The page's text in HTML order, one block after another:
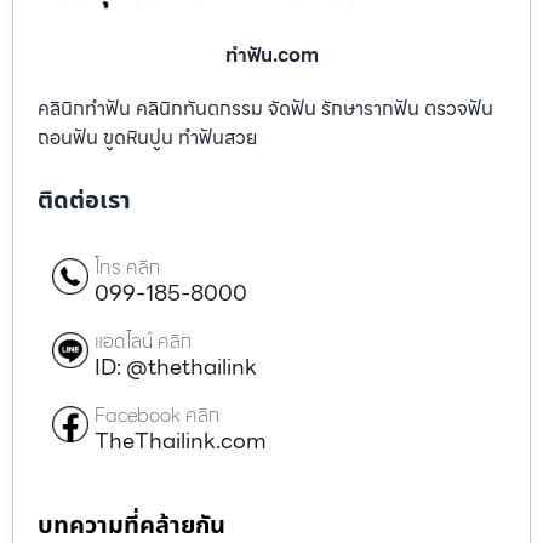
ทําฟัน.com
คลินิกทำฟัน คลินิกทันตกรรม จัดฟัน รักษารากฟัน ตรวจฟัน
ถอนฟัน ขูดหินปูน ทำฟันสวย
ติดต่อเรา
โทร คลิก
099-185-8000
แอดไลน์ คลิก
ID: @thethailink
Facebook คลิก
TheThailink.com
บทความที่คล้ายกัน